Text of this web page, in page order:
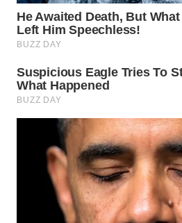
WN
MADURA
SURABAYA
NATUNA
WN
BINTAN